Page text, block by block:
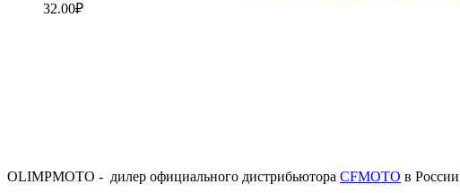
32.00₽
OLIMPMOTO - дилер официального дистрибьютора CFMOTO в России